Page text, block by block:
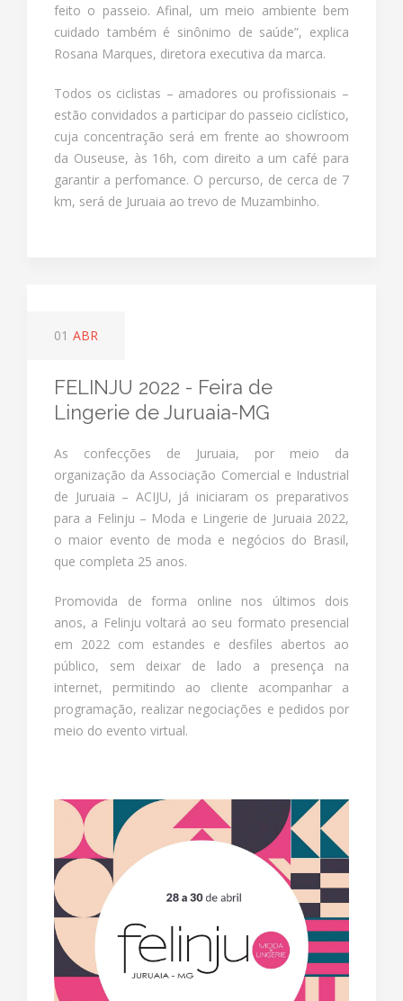
feito o passeio. Afinal, um meio ambiente bem
cuidado também é sinônimo de saúde”, explica
Rosana Marques, diretora executiva da marca.
Todos os ciclistas – amadores ou profissionais –
estão convidados a participar do passeio ciclístico,
cuja concentração será em frente ao showroom
da Ouseuse, às 16h, com direito a um café para
garantir a perfomance. O percurso, de cerca de 7
km, será de Juruaia ao trevo de Muzambinho.
01 ABR
FELINJU 2022 - Feira de
Lingerie de Juruaia-MG
As confecções de Juruaia, por meio da
organização da Associação Comercial e Industrial
de Juruaia – ACIJU, já iniciaram os preparativos
para a Felinju – Moda e Lingerie de Juruaia 2022,
o maior evento de moda e negócios do Brasil,
que completa 25 anos.
Promovida de forma online nos últimos dois
anos, a Felinju voltará ao seu formato presencial
em 2022 com estandes e desfiles abertos ao
público, sem deixar de lado a presença na
internet, permitindo ao cliente acompanhar a
programação, realizar negociações e pedidos por
meio do evento virtual.